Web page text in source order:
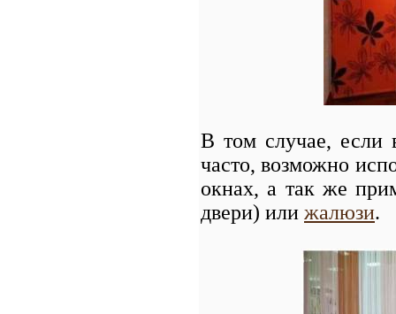
В том случае, если
часто, возможно
окнах, а так же
двери) или жалюзи.